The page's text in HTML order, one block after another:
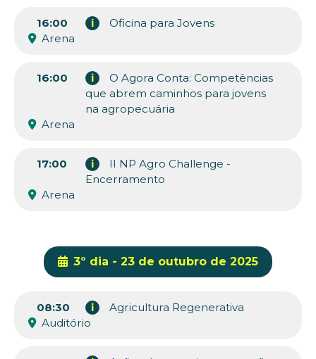
16:00 i
Oficina para Jovens
Arena
16:00 i
O Agora Conta: Competências
que abrem caminhos para jovens
na agropecuária
Arena
17:00 i
II NP Agro Challenge -
Encerramento
Arena
3º dia - 23 de outubro de 2025
08:30 i
Agricultura Regenerativa
Auditório